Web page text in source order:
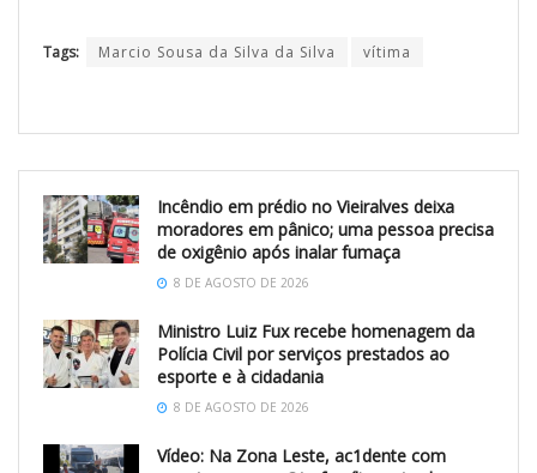
Tags: Marcio Sousa da Silva da Silva vítima
Incêndio em prédio no Vieiralves deixa
moradores em pânico; uma pessoa precisa
de oxigênio após inalar fumaça
8 DE AGOSTO DE 2026
Ministro Luiz Fux recebe homenagem da
Polícia Civil por serviços prestados ao
esporte e à cidadania
8 DE AGOSTO DE 2026
Vídeo: Na Zona Leste, ac1dente com